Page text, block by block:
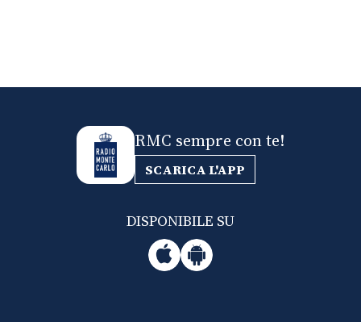
RMC sempre con te!
SCARICA L'APP
DISPONIBILE SU